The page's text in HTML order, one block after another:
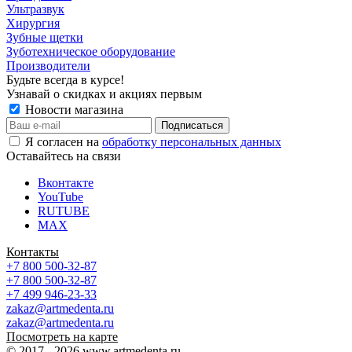
Ультразвук
Хирургия
Зубные щетки
Зуботехническое оборудование
Производители
Будьте всегда в курсе!
Узнавай о скидках и акциях первым
Новости магазина
Я согласен на обработку персональных данных
Оставайтесь на связи
Вконтакте
YouTube
RUTUBE
MAX
Контакты
+7 800 500-32-87
+7 800 500-32-87
+7 499 946-23-33
zakaz@artmedenta.ru
zakaz@artmedenta.ru
Посмотреть на карте